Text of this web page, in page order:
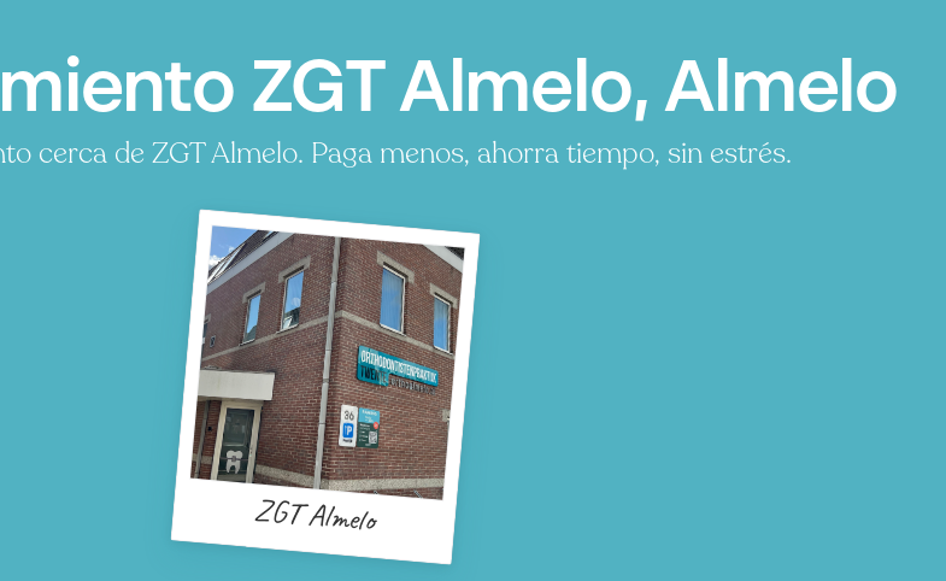
ZGT Almelo, Almelo
cerca de ZGT Almelo. Paga menos, ahorra tiempo, sin estrés.
ZGT Almelo